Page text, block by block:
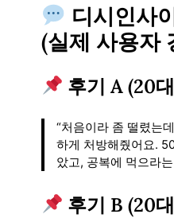
디시인사
(실제 사용자
후기 A (20
“처음이라 좀 떨렸는
하게 처방해줬어요.
았고, 공복에 먹으라
후기 B (20